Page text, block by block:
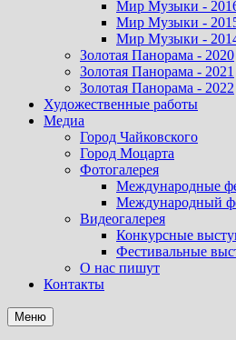
Мир Музыки -
Мир Музыки -
Мир Музыки -
Золотая Панорама - 2020
Золотая Панорама - 2021
Золотая Панорама - 2022
Художественные работы
Медиа
Город Чайковского
Город Моцарта
Фотогалерея
Международные
Международный
Видеогалерея
Конкурсные
Фестивальные
О нас пишут
Контакты
Меню